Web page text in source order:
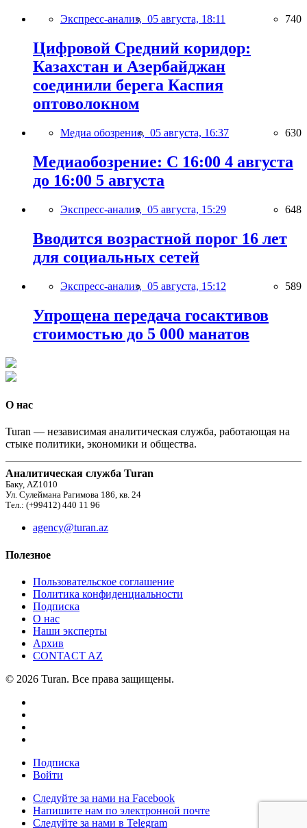
Экспресс-анализ, 05 августа, 18:11 740
Цифровой Средний коридор:
Казахстан и Азербайджан
соединили берега Каспия
оптоволокном
Медиа обозрение, 05 августа, 16:37 630
Медиаобозрение: С 16:00 4 августа
до 16:00 5 августа
Экспресс-анализ, 05 августа, 15:29 648
Вводится возрастной порог 16 лет
для социальных сетей
Экспресс-анализ, 05 августа, 15:12 589
Упрощена передача госактивов
стоимостью до 5 000 манатов
О нас
Turan — независимая аналитическая служба, работающая на
стыке политики, экономики и общества.
Аналитическая служба Turan
Баку, AZ1010
Ул. Сулеймана Рагимова 186, кв. 24
Тел.: (+99412) 440 11 96
agency@turan.az
Полезное
Пользовательское соглашение
Политика конфиденциальности
Подписка
О нас
Наши эксперты
Архив
CONTACT AZ
© 2026 Turan. Все права защищены.
Подписка
Войти
Следуйте за нами на Facebook
Напишите нам по электронной почте
Следуйте за нами в Telegram